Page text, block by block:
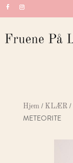
Hjem/ KLÆR/
METEORITE